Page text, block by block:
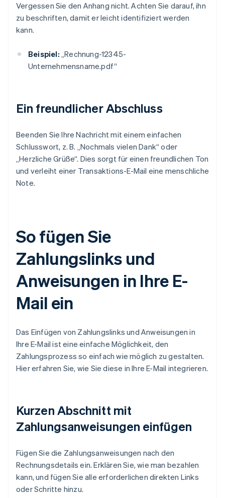
Vergessen Sie den Anhang nicht. Achten Sie darauf, ihn
zu beschriften, damit er leicht identifiziert werden
kann.
Beispiel: „Rechnung-12345-
Unternehmensname.pdf“
Ein freundlicher Abschluss
Beenden Sie Ihre Nachricht mit einem einfachen
Schlusswort, z. B. „Nochmals vielen Dank“ oder
„Herzliche Grüße“. Dies sorgt für einen freundlichen Ton
und verleiht einer Transaktions-E-Mail eine menschliche
Note.
So fügen Sie
Zahlungslinks und
Anweisungen in Ihre E-
Mail ein
Das Einfügen von Zahlungslinks und Anweisungen in
Ihre E-Mail ist eine einfache Möglichkeit, den
Zahlungsprozess so einfach wie möglich zu gestalten.
Hier erfahren Sie, wie Sie diese in Ihre E-Mail integrieren.
Kurzen Abschnitt mit
Zahlungsanweisungen einfügen
Fügen Sie die Zahlungsanweisungen nach den
Rechnungsdetails ein. Erklären Sie, wie man bezahlen
kann, und fügen Sie alle erforderlichen direkten Links
oder Schritte hinzu.